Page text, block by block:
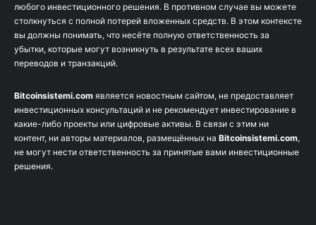
любого инвестиционного решения. В противном случае вы можете
столкнуться с полной потерей вложенных средств. В этом контексте
вы должны понимать, что несёте полную ответственность за
убытки, которые могут возникнуть в результате всех ваших
переводов и транзакций.
Bitcoinsistemi.com является новостным сайтом, не предоставляет
инвестиционных консультаций и не рекомендует инвестирование в
какие-либо проекты или цифровые активы. В связи с этим ни
контент, ни авторы материалов, размещённых на Bitcoinsistemi.com,
не могут нести ответственность за принятые вами инвестиционные
решения.